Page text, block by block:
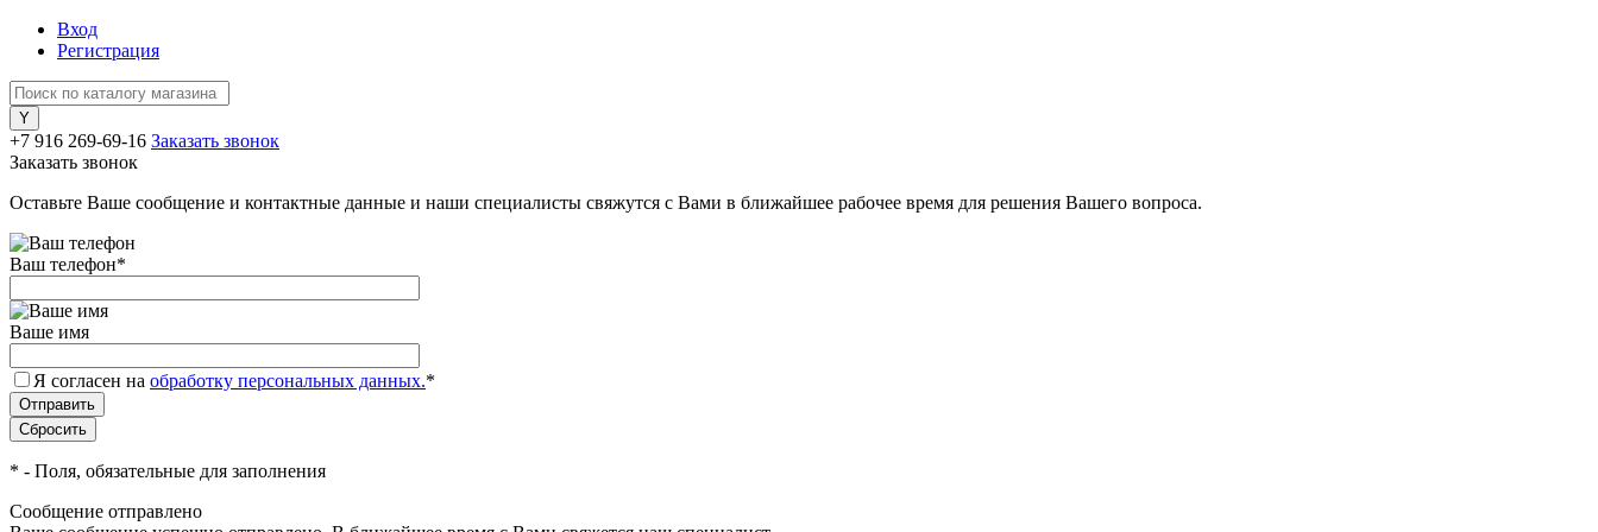
Вход
Регистрация
+7 916 269-69-16 Заказать звонок
Заказать звонок
Оставьте Ваше сообщение и контактные данные и наши специалисты свяжутся с Вами в ближайшее рабочее время для решения Вашего вопроса.
Ваш телефон*
Ваше имя
Я согласен на обработку персональных данных.*
* - Поля, обязательные для заполнения
Сообщение отправлено